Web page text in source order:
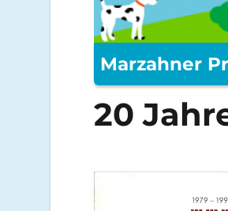
Marzahner
20